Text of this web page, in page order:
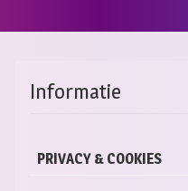
Informatie
PRIVACY & COOKIES